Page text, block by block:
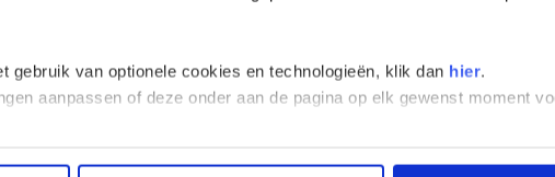
gebruik van optionele cookies en technologieën, klik dan hier.
aanpassen of deze onder aan de pagina op elk gewenst moment